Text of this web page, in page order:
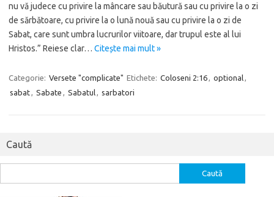
nu vă judece cu privire la mâncare sau băutură sau cu privire la o zi
de sărbătoare, cu privire la o lună nouă sau cu privire la o zi de
Sabat, care sunt umbra lucrurilor viitoare, dar trupul este al lui
Hristos.” Reiese clar… Citește mai mult »
Categorie: Versete "complicate" Etichete: Coloseni 2:16 optional
sabat
Sabate Sabatul sarbatori
Caută
după: